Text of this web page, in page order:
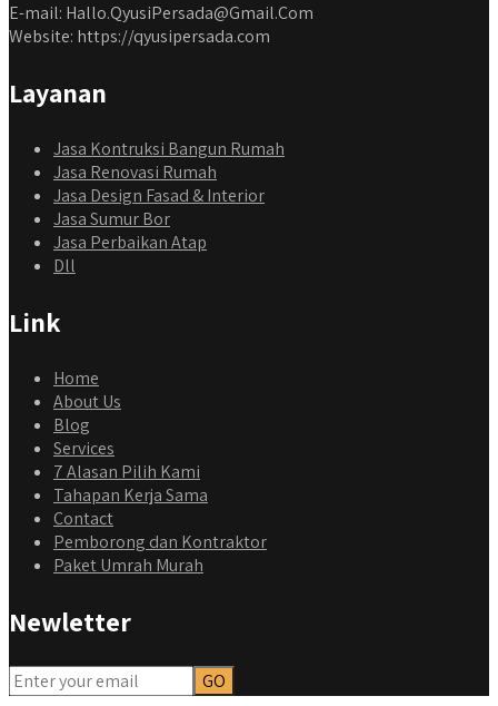
E-mail: Hallo.QyusiPersada@Gmail.Com
Website: https://qyusipersada.com
Layanan
Jasa Kontruksi Bangun Rumah
Jasa Renovasi Rumah
Jasa Design Fasad & Interior
Jasa Sumur Bor
Jasa Perbaikan Atap
Dll
Link
Home
About Us
Blog
Services
7 Alasan Pilih Kami
Tahapan Kerja Sama
Contact
Pemborong dan Kontraktor
Paket Umrah Murah
Newletter